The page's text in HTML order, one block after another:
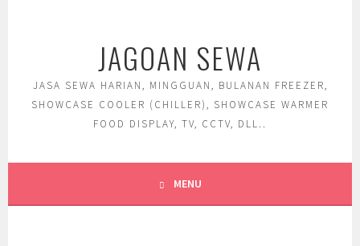
JAGOAN SEWA
JASA SEWA HARIAN, MINGGUAN, BULANAN FREEZER,
SHOWCASE COOLER (CHILLER), SHOWCASE WARMER
FOOD DISPLAY, TV, CCTV, DLL..
MENU